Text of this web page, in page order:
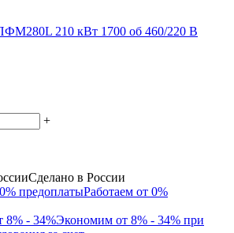
+
Сделано в России
Работаем от 0%
Экономим от 8% - 34% при